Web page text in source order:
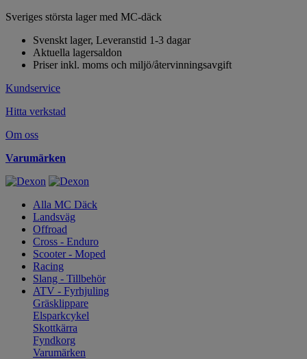
Sveriges största lager med MC-däck
Svenskt lager, Leveranstid 1-3 dagar
Aktuella lagersaldon
Priser inkl. moms och miljö/återvinningsavgift
Kundservice
Hitta verkstad
Om oss
Varumärken
Alla MC Däck
Landsväg
Offroad
Cross - Enduro
Scooter - Moped
Racing
Slang - Tillbehör
ATV - Fyrhjuling
Gräsklippare
Elsparkcykel
Skottkärra
Fyndkorg
Varumärken